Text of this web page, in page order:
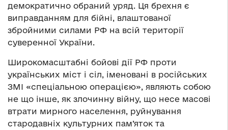
демократично обраний уряд. Ця брехня є
виправданням для бійні, влаштованої
збройними силами РФ на всій території
суверенної України.
Широкомасштабні бойові дії РФ проти
українських міст і сіл, іменовані в російських
ЗМІ «спеціальною операцією», являють собою
не що інше, як злочинну війну, що несе масові
втрати мирного населення, руйнування
стародавніх культурних пам’яток та